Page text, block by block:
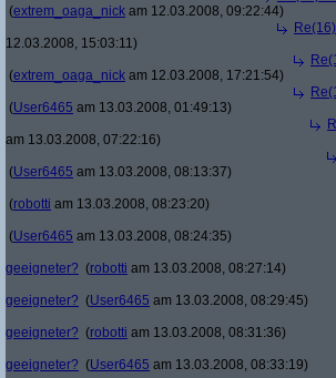
(extrem_oaga_nick am 12.03.2008, 09:22:44)
12.03.2008, 15:03:11)
(extrem_oaga_nick am 12.03.2008, 17:21:54)
(User6465 am 13.03.2008, 01:49:13)
am 13.03.2008, 07:22:16)
(User6465 am 13.03.2008, 08:13:37)
(robotti am 13.03.2008, 08:23:20)
(User6465 am 13.03.2008, 08:24:35)
geeigneter? (robotti am 13.03.2008, 08:27:14)
geeigneter? (User6465 am 13.03.2008, 08:29:45)
geeigneter? (robotti am 13.03.2008, 08:31:36)
geeigneter? (User6465 am 13.03.2008, 08:33:19)